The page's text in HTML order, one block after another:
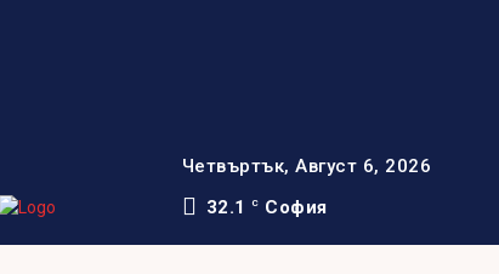
Четвъртък, Август 6, 2026
32.1
C София